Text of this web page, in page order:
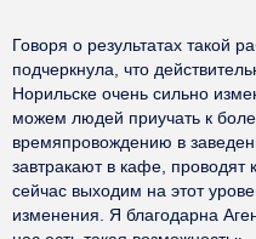
Говоря о результатах такой
подчеркнула, что
Норильске очень сильно
можем людей приучать к
времяпровождению в
завтракают в кафе, проводят
сейчас выходим на этот
изменения. Я благодарна